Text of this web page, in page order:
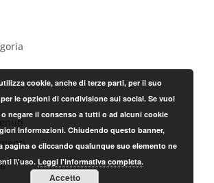
cookie, anche di terze parti, per il suo
le opzioni di condivisione sui social. Se vuoi
negare il consenso a tutti o ad alcuni cookie
Informazioni. Chiudendo questo banner,
pagina o cliccando qualunque suo elemento ne
l\'uso.Leggi l'informativa completa.
Accetto